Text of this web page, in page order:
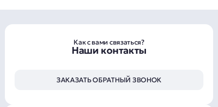
Как с вами связаться?
Наши контакты
ЗАКАЗАТЬ ОБРАТНЫЙ ЗВОНОК